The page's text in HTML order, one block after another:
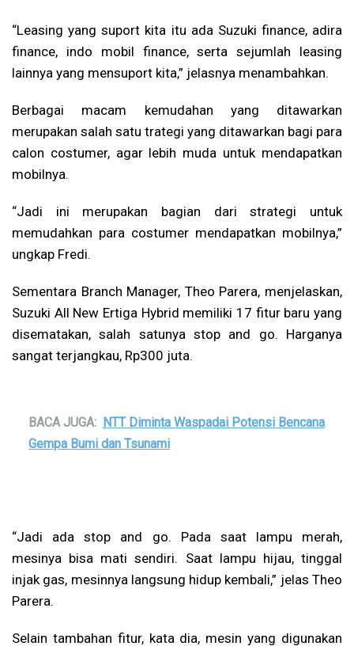
“Leasing yang suport kita itu ada Suzuki finance, adira
finance, indo mobil finance, serta sejumlah leasing
lainnya yang mensuport kita,” jelasnya menambahkan.
Berbagai macam kemudahan yang ditawarkan
merupakan salah satu trategi yang ditawarkan bagi para
calon costumer, agar lebih muda untuk mendapatkan
mobilnya.
“Jadi ini merupakan bagian dari strategi untuk
memudahkan para costumer mendapatkan mobilnya,”
ungkap Fredi.
Sementara Branch Manager, Theo Parera, menjelaskan,
Suzuki All New Ertiga Hybrid memiliki 17 fitur baru yang
disematakan, salah satunya stop and go. Harganya
sangat terjangkau, Rp300 juta.
BACA JUGA: NTT Diminta Waspadai Potensi Bencana
Gempa Bumi dan Tsunami
“Jadi ada stop and go. Pada saat lampu merah,
mesinya bisa mati sendiri. Saat lampu hijau, tinggal
injak gas, mesinnya langsung hidup kembali,” jelas Theo
Parera.
Selain tambahan fitur, kata dia, mesin yang digunakan